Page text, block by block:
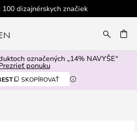
100 dizajnérskych značiek
označených „14% NAVYŠE“
ponuku
SKOPÍROVAŤ